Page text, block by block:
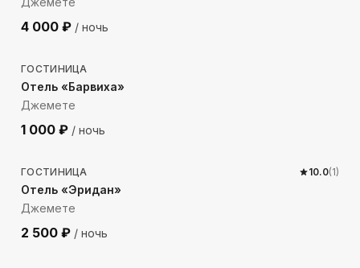
4 000 ₽ / ночь
360м до моря
ГОСТИНИЦА
Отель «Барвиха»
Джемете
1 000 ₽ / ночь
445 м до моря
ГОСТИНИЦА 10.0(1)
Отель «Эридан»
Джемете
2 500 ₽ / ночь
376м до моря